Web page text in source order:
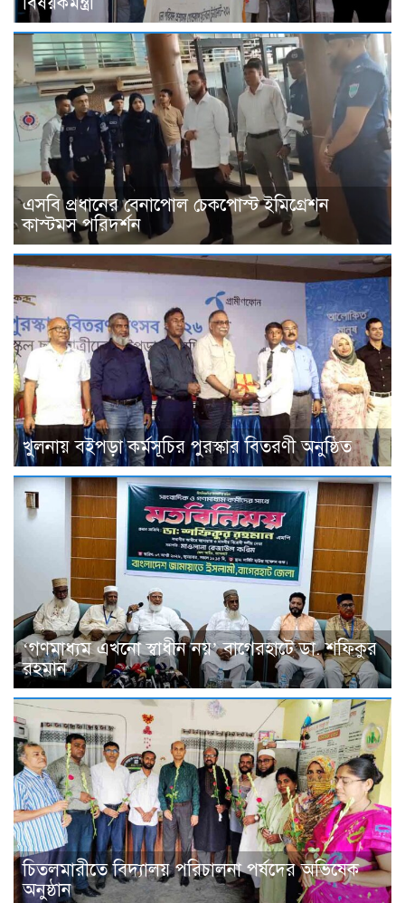
এসবি প্রধানের বেনাপোল চেকপোস্ট ইমিগ্রেশন
কাস্টমস পরিদর্শন
খুলনায় বইপড়া কর্মসূচির পুরস্কার বিতরণী অনুষ্ঠিত
‘গণমাধ্যম এখনো স্বাধীন নয়’ বাগেরহাটে ডা. শফিকুর
রহমান
চিতলমারীতে বিদ্যালয় পরিচালনা পর্ষদের অভিষেক
অনুষ্ঠান